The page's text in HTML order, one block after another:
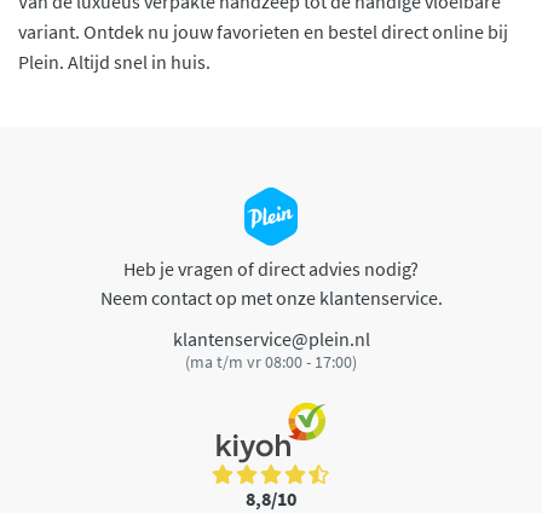
variant. Ontdek nu jouw favorieten en bestel direct online bij
Plein. Altijd snel in huis.
Heb je vragen of direct advies nodig?
Neem contact op met onze klantenservice.
klantenservice@plein.nl
(ma t/m vr 08:00 - 17:00)
8,8/10